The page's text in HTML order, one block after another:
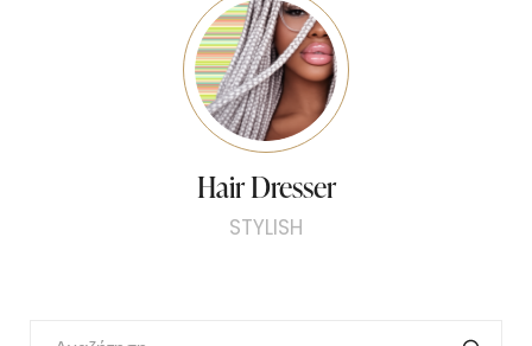
Hair Dresser
STYLISH